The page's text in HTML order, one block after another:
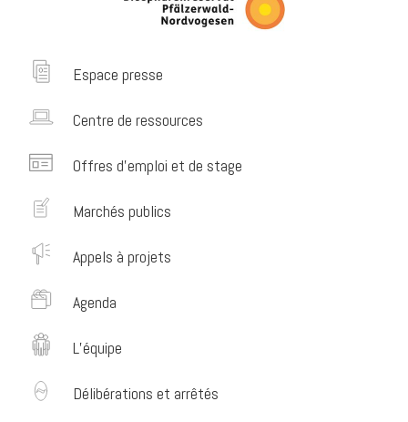
Espace presse
Centre de ressources
Offres d’emploi et de stage
Marchés publics
Appels à projets
Agenda
L’équipe
Délibérations et arrêtés